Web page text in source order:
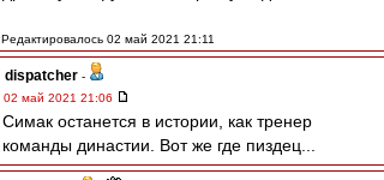
Редактировалось 02 май 2021 21:11
dispatcher -
02 май 2021 21:06
Симак останется в истории, как тренер
команды династии. Вот же где пиздец...